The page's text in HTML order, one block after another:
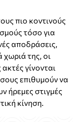
πιο κοντινούς
τόσο για
αποδράσεις,
της, οι
γίνονται
επιθυμούν να
ήρεμες στιγμές
κίνηση.